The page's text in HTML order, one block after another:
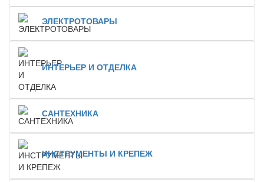
ЭЛЕКТРОТОВАРЫ
ИНТЕРЬЕР И ОТДЕЛКА
САНТЕХНИКА
ИНСТРУМЕНТЫ И КРЕПЕЖ